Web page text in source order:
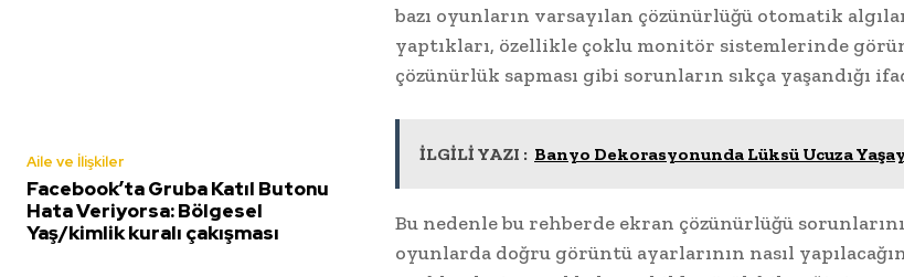
Aile ve İlişkiler
Facebook’ta Gruba Katıl Butonu
Hata Veriyorsa: Bölgesel
Yaş/kimlik kuralı çakışması
bazı oyunların varsayılan çözünürlüğü otomatik
yaptıkları, özellikle çoklu monitör sistemlerinde
çözünürlük sapması gibi sorunların sıkça yaşandığı
İLGİLİ YAZI : Banyo Dekorasyonunda Lüksü Ucuza
Bu nedenle bu rehberde ekran çözünürlüğü
oyunlarda doğru görüntü ayarlarının nasıl